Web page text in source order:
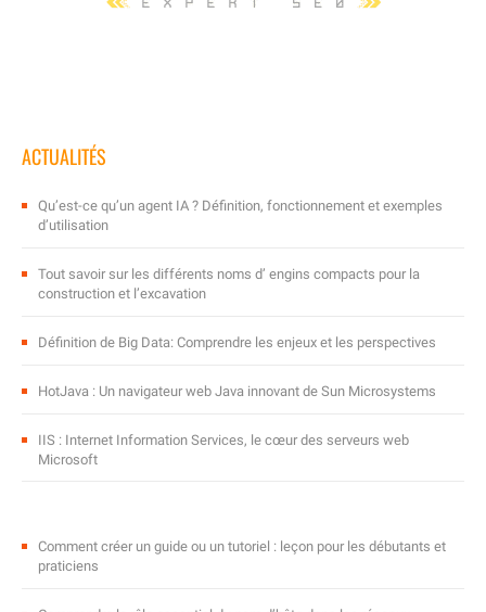
ACTUALITÉS
Qu’est-ce qu’un agent IA ? Définition, fonctionnement et exemples
d’utilisation
Tout savoir sur les différents noms d’ engins compacts pour la
construction et l’excavation
Définition de Big Data: Comprendre les enjeux et les perspectives
HotJava : Un navigateur web Java innovant de Sun Microsystems
IIS : Internet Information Services, le cœur des serveurs web
Microsoft
Comment créer un guide ou un tutoriel : leçon pour les débutants et
praticiens